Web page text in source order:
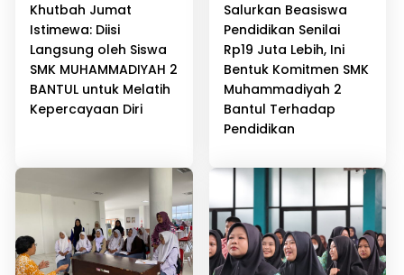
Khutbah Jumat
Istimewa: Diisi
Langsung oleh Siswa
SMK MUHAMMADIYAH 2
BANTUL untuk Melatih
Kepercayaan Diri
Salurkan Beasiswa
Pendidikan Senilai
Rp19 Juta Lebih, Ini
Bentuk Komitmen SMK
Muhammadiyah 2
Bantul Terhadap
Pendidikan